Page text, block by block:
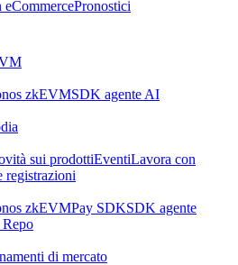
eCommercePronostici
zkEVMSDK agente AI
sui prodottiEventiLavora con
registrazioni
zkEVMPay SDKSDK agente
di mercato